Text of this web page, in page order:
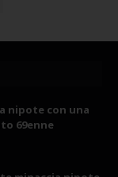
nipote con una
69enne